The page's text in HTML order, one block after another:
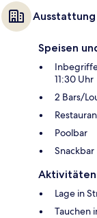
Speisen
11:30 Uhr
2 Bars/
Poolbar
Snackbar
Aktivitäten
Lage in
Tauchen